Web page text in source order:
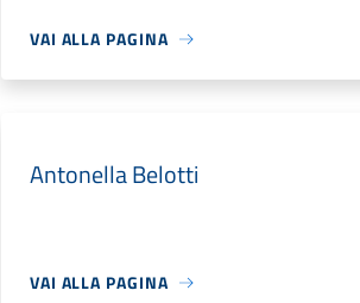
VAI ALLA PAGINA
Antonella Belotti
VAI ALLA PAGINA